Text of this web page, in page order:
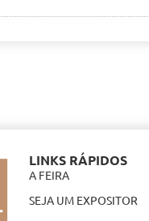
LINKS RÁPIDOS
A FEIRA
SEJA UM EXPOSITOR